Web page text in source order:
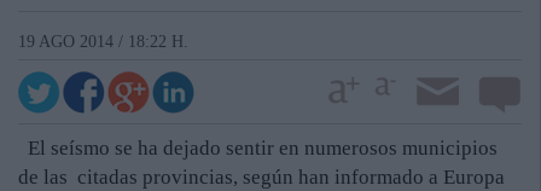
19 AGO 2014 / 18:22 H.
El seísmo se ha dejado sentir en numerosos municipios
de las citadas provincias, según han informado a Europa